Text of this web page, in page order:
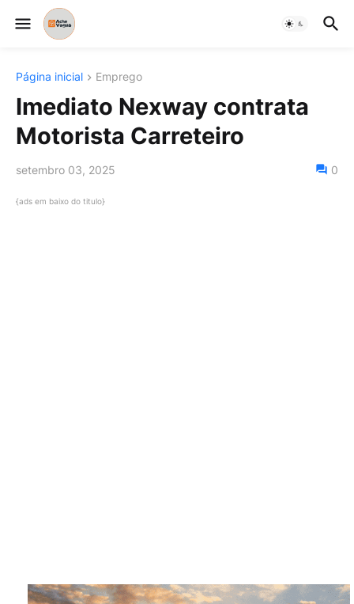
Página inicial Emprego
Imediato Nexway contrata
Motorista Carreteiro
setembro 03, 2025 0
{ads em baixo do titulo}